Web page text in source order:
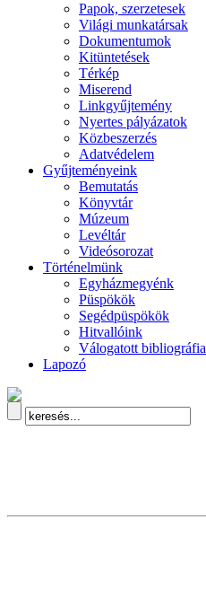
Papok, szerzetesek
Világi munkatársak
Dokumentumok
Kitüntetések
Térkép
Miserend
Linkgyűjtemény
Nyertes pályázatok
Közbeszerzés
Adatvédelem
Gyűjteményeink
Bemutatás
Könyvtár
Múzeum
Levéltár
Videósorozat
Történelmünk
Egyházmegyénk
Püspökök
Segédpüspökök
Hitvallóink
Válogatott bibliográfia
Lapozó